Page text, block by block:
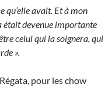
qu’elle avait. Et à mon
était devenue importante
celui qui la soignera, qui
».
pour les chow